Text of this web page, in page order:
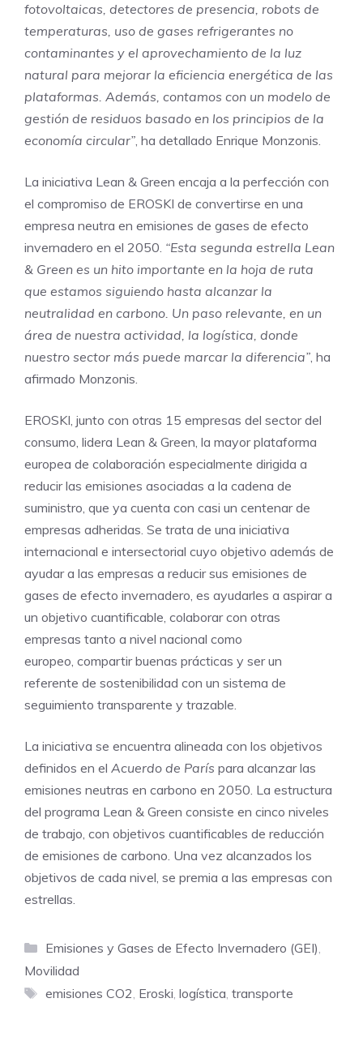
fotovoltaicas, detectores de presencia, robots de
temperaturas, uso de gases refrigerantes no
contaminantes y el aprovechamiento de la luz
natural para mejorar la eficiencia energética de las
plataformas. Además, contamos con un modelo de
gestión de residuos basado en los principios de la
economía circular”, ha detallado Enrique Monzonis.
La iniciativa Lean & Green encaja a la perfección con
el compromiso de EROSKI de convertirse en una
empresa neutra en emisiones de gases de efecto
invernadero en el 2050. “Esta segunda estrella Lean
& Green es un hito importante en la hoja de ruta
que estamos siguiendo hasta alcanzar la
neutralidad en carbono. Un paso relevante, en un
área de nuestra actividad, la logística, donde
nuestro sector más puede marcar la diferencia”, ha
afirmado Monzonis.
EROSKI, junto con otras 15 empresas del sector del
consumo, lidera Lean & Green, la mayor plataforma
europea de colaboración especialmente dirigida a
reducir las emisiones asociadas a la cadena de
suministro, que ya cuenta con casi un centenar de
empresas adheridas. Se trata de una iniciativa
internacional e intersectorial cuyo objetivo además de
ayudar a las empresas a reducir sus emisiones de
gases de efecto invernadero, es ayudarles a aspirar a
un objetivo cuantificable, colaborar con otras
empresas tanto a nivel nacional como
europeo, compartir buenas prácticas y ser un
referente de sostenibilidad con un sistema de
seguimiento transparente y trazable.
La iniciativa se encuentra alineada con los objetivos
definidos en el Acuerdo de París para alcanzar las
emisiones neutras en carbono en 2050. La estructura
del programa Lean & Green consiste en cinco niveles
de trabajo, con objetivos cuantificables de reducción
de emisiones de carbono. Una vez alcanzados los
objetivos de cada nivel, se premia a las empresas con
estrellas.
Categorías
Emisiones y Gases de Efecto Invernadero (GEI),
Movilidad
Etiquetas
emisiones CO2, Eroski, logística, transporte